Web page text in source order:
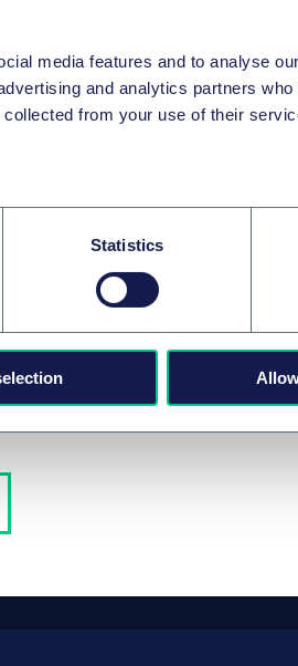
media features and to analyse
and analytics partners
collected from your use of their
Statistics
Sweco on the
le